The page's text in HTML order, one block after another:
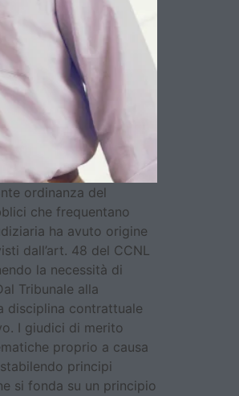
ordinanza del
che frequentano
ha avuto origine
dall’art. 48 del CCNL
la necessità di
Tribunale alla
disciplina contrattuale
I giudici di merito
proprio a causa
principi
si fonda su un principio